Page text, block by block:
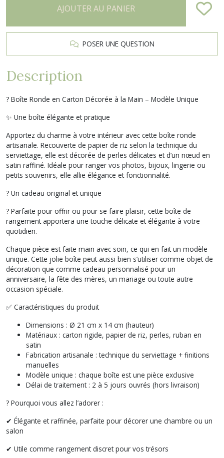
AJOUTER AU PANIER
POSER UNE QUESTION
Description
? Boîte Ronde en Carton Décorée à la Main – Modèle Unique
✨ Une boîte élégante et pratique
Apportez du charme à votre intérieur avec cette boîte ronde
artisanale. Recouverte de papier de riz selon la technique du
serviettage, elle est décorée de perles délicates et d’un nœud en
satin raffiné. Idéale pour ranger vos photos, bijoux, lingerie ou
petits souvenirs, elle allie élégance et fonctionnalité.
? Un cadeau original et unique
? Parfaite pour offrir ou pour se faire plaisir, cette boîte de
rangement apportera une touche délicate et élégante à votre
quotidien.
Chaque pièce est faite main avec soin, ce qui en fait un modèle
unique. Cette jolie boîte peut aussi bien s’utiliser comme objet de
décoration que comme cadeau personnalisé pour un
anniversaire, la fête des mères, un mariage ou toute autre
occasion spéciale.
✅ Caractéristiques du produit
Dimensions : Ø 21 cm x 14 cm (hauteur)
Matériaux : carton rigide, papier de riz, perles, ruban en
satin
Fabrication artisanale : technique du serviettage + finitions
manuelles
Modèle unique : chaque boîte est une pièce exclusive
Délai de traitement : 2 à 5 jours ouvrés (hors livraison)
? Pourquoi vous allez l’adorer :
✔ Élégante et raffinée, parfaite pour décorer une chambre ou un
salon
✔ Utile comme rangement discret pour vos trésors